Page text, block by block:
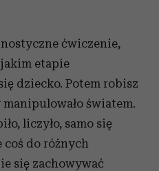
ćwiczenie,
etapie
dziecko. Potem robisz
światem.
liczyło, samo się
coś do różnych
się zachowywać